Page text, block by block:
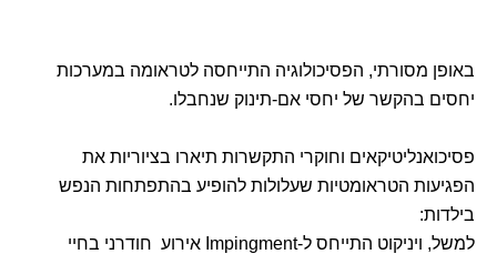
באופן מסורתי, הפסיכולוגיה התייחסה לטראומה במערכות
יחסים בהקשר של יחסי אם-תינוק שנחבלו.
פסיכואנליטיקאים וחוקרי התקשרות תיארו בציוריות את
הפגיעות הטראומטיות שעלולות להופיע בהתפתחות הנפש
בילדות:
למשל, ויניקוט התייחס ל-Impingment אירוע חודרני בחיי